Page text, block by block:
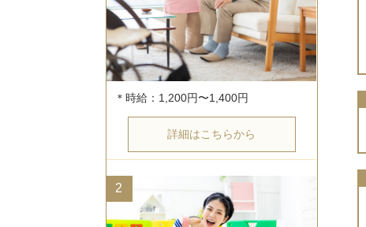
詳細はこちらから
2